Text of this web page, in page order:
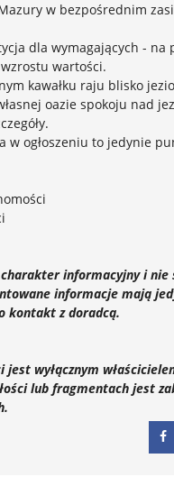
w bezpośrednim
dla wymagających -
wartości.
kawałku raju blisko
oazie spokoju nad
w ogłoszeniu to jedynie
informacyjny i
informacje mają
kontakt z doradcą.
wyłącznym
lub fragmentach jest